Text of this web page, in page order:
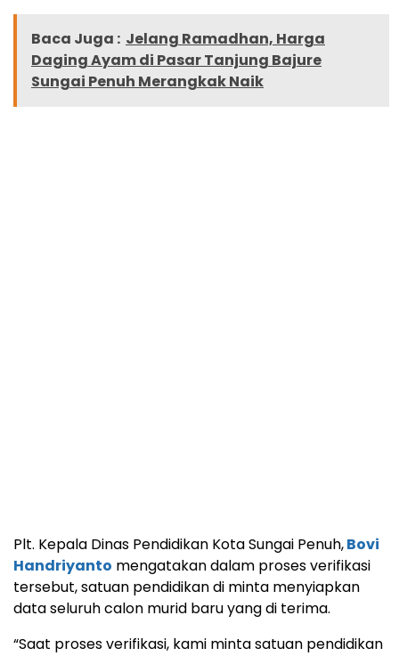
Baca Juga : Jelang Ramadhan, Harga
Daging Ayam di Pasar Tanjung Bajure
Sungai Penuh Merangkak Naik
Plt. Kepala Dinas Pendidikan Kota Sungai Penuh,Bovi
Handriyanto mengatakan dalam proses verifikasi
tersebut, satuan pendidikan di minta menyiapkan
data seluruh calon murid baru yang di terima.
“Saat proses verifikasi, kami minta satuan pendidikan